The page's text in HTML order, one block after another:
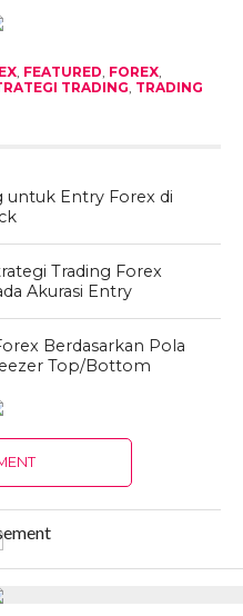
, FEATURED, FOREX,
TRADING, TRADING
untuk Entry Forex di
Trading Forex
Akurasi Entry
Berdasarkan Pola
Top/Bottom